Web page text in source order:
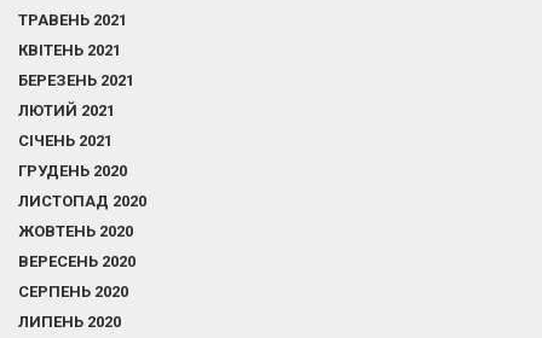
ТРАВЕНЬ 2021
КВІТЕНЬ 2021
БЕРЕЗЕНЬ 2021
ЛЮТИЙ 2021
СІЧЕНЬ 2021
ГРУДЕНЬ 2020
ЛИСТОПАД 2020
ЖОВТЕНЬ 2020
ВЕРЕСЕНЬ 2020
СЕРПЕНЬ 2020
ЛИПЕНЬ 2020